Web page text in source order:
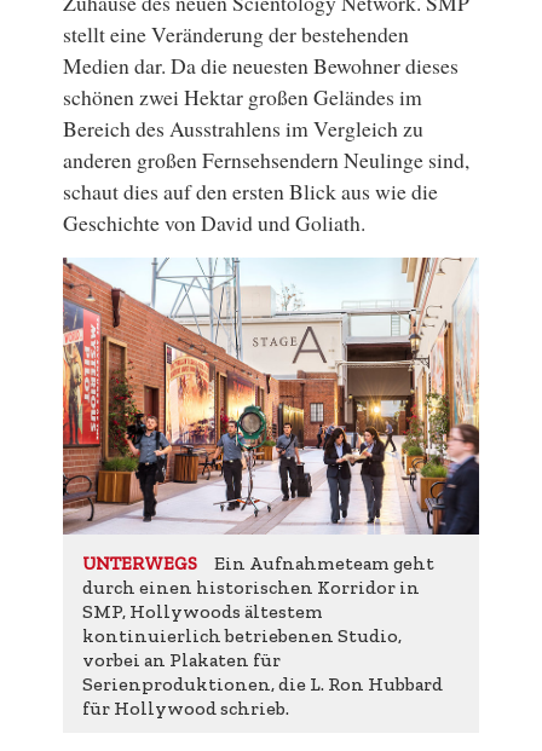
stellt eine Veränderung der bestehenden
Medien dar. Da die neuesten Bewohner dieses
schönen zwei Hektar großen Geländes im
Bereich des Ausstrahlens im Vergleich zu
anderen großen Fernsehsendern Neulinge sind,
schaut dies auf den ersten Blick aus wie die
Geschichte von David und Goliath.
UNTERWEGS
Ein Aufnahmeteam geht
durch einen historischen Korridor in
SMP, Hollywoods ältestem
kontinuierlich betriebenen Studio,
vorbei an Plakaten für
Serienproduktionen, die L. Ron Hubbard
für Hollywood schrieb.